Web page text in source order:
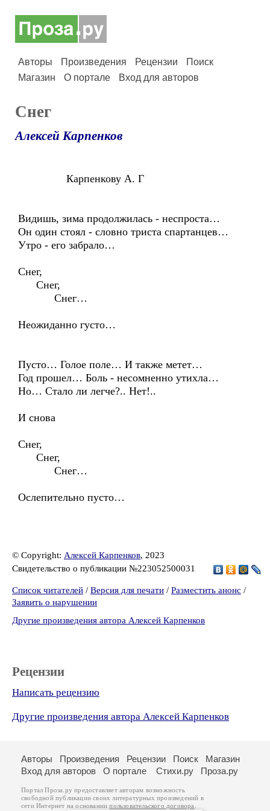
Авторы Произведения Рецензии
Поиск
Магазин
О портале Вход для авторов
Снег
Алексей Карпенков
Карпенкову А. Г
Видишь, зима продолжилась - неспроста…
Он один стоял - словно триста спартанцев…
Утро - его забрало…
Снег,
Снег,
Снег…
Неожиданно густо…
Пусто… Голое поле… И также метет…
Год прошел… Боль - несомненно утихла…
Но… Стало ли легче?.. Нет!..
И снова
Снег,
Снег,
Снег…
Ослепительно пусто…
© Copyright: Алексей Карпенков, 2023
Свидетельство о публикации №223052500031
Список читателей / Версия для печати / Разместить анонс /
Заявить о нарушении
Другие произведения автора Алексей Карпенков
Рецензии
Написать рецензию
Другие произведения автора Алексей Карпенков
Авторы Произведения Рецензии Поиск
Магазин
Вход для авторов
О портале Стихи.ру Проза.ру
Портал Проза.ру предоставляет авторам возможность
свободной публикации своих литературных произведений в
сети Интернет на основаниипользовательского договора